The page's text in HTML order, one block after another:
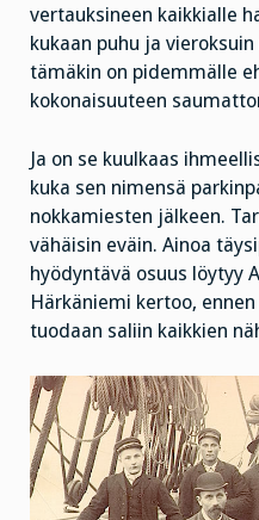
vertauksineen kaikkialle
kukaan puhu ja
tämäkin on pidemmälle
kokonaisuuteen
Ja on se kuulkaas
kuka sen nimensä
nokkamiesten jälkeen.
vähäisin eväin. Ainoa
hyödyntävä osuus löytyy
Härkäniemi kertoo,
tuodaan saliin kaikkien